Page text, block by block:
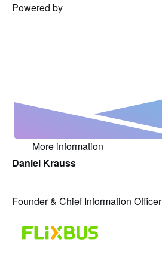
Powered by
More information
Daniel Krauss
Founder & Chief Information Officer